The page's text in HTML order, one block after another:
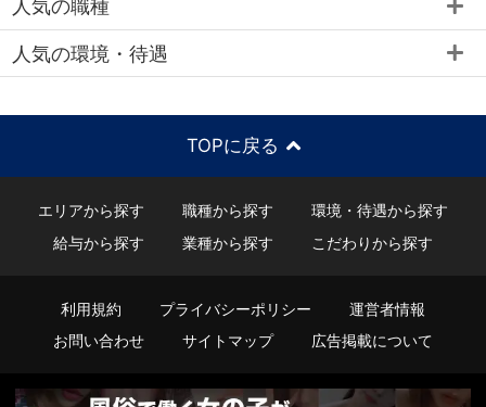
人気の職種
人気の環境・待遇
TOPに戻る
エリアから探す 職種から探す
環境・待遇から探す
給与から探す
業種から探す こだわりから探す
利用規約 プライバシーポリシー
運営者情報
お問い合わせ
サイトマップ 広告掲載について